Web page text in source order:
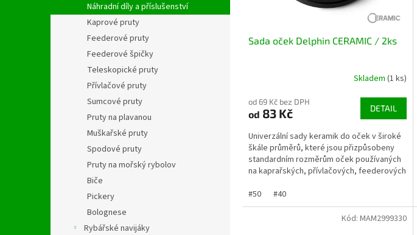
Náhradní díly a příslušenství
Kaprové pruty
Feederové pruty
Feederové špičky
Teleskopické pruty
Přívlačové pruty
Sumcové pruty
Pruty na plavanou
Muškařské pruty
Spodové pruty
Pruty na mořský rybolov
Biče
Pickery
Bolognese
Rybářské navijáky
Sada oček Delphin CERAMIC / 2ks
Skladem (1 ks)
od 69 Kč bez DPH
od 83 Kč DETAIL
Univerzální sady keramik do oček v široké
škále průměrů, které jsou přizpůsobeny
standardním rozměrům oček používaných
na kaprařských, přívlačových, feederových
#50
#40
Kód: MAM2999330